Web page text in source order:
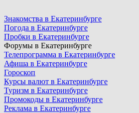
Знакомства в Екатеринбурге
Погода в Екатеринбурге
Пробки в Екатеринбурге
Форумы в Екатеринбурге
Телепрограмма в Екатеринбурге
Афиша в Екатеринбурге
Гороскоп
Курсы валют в Екатеринбурге
Туризм в Екатеринбурге
Промокоды в Екатеринбурге
Реклама в Екатеринбурге